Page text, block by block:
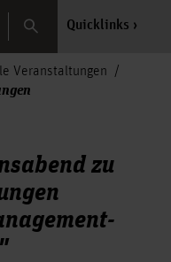
Search Quicklinks
Veranstaltungen
zu